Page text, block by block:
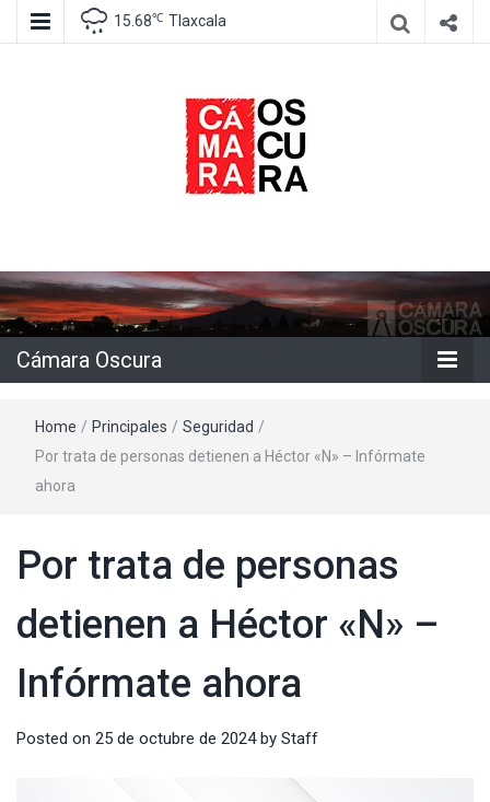
15.68℃ Tlaxcala
Cámara
Oscura
Cámara Oscura
Home / Principales / Seguridad /
Por trata de personas detienen a Héctor «N» – Infórmate
ahora
Por trata de personas
detienen a Héctor «N» –
Infórmate ahora
Posted on 25 de octubre de 2024by Staff